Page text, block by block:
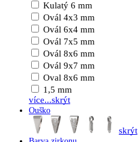
Kulatý 6 mm
Ovál 4x3 mm
Ovál 6x4 mm
Ovál 7x5 mm
Ovál 8x6 mm
Ovál 9x7 mm
Oval 8x6 mm
1,5 mm
více...skrýt
Ouško
skrýt